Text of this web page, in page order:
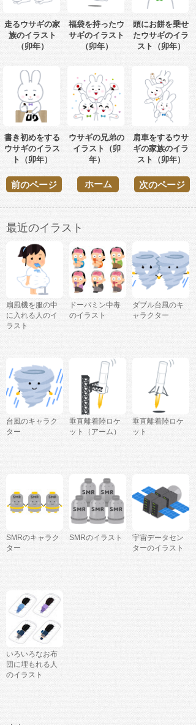
走るウサギの家
族のイラスト
（卯年）
福袋を持ったウ
サギのイラスト
（卯年）
頭にお餅を乗せ
たウサギのイラ
スト（卯年）
書き初めをする
ウサギのイラス
ト（卯年）
ウサギの兄弟の
イラスト（卯
年）
肩車をするウサ
ギの家族のイラ
スト（卯年）
前のページ 次のページ
ホーム
最近のイラスト
扇風機を服の中
に入れる人のイ
ラスト
ドーパミン中毒
のイラスト
ダブル台風のキ
ャラクター
台風のキャラク
ター
垂直離着陸ロケ
ット（アーム）
垂直離着陸ロケ
ット
SMRのキャラク
ター
SMRのイラスト
宇宙データセン
ターのイラスト
いろいろなお布
団に埋もれる人
のイラスト